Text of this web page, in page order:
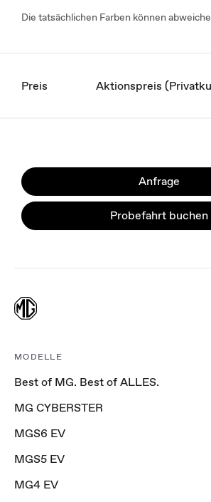
Die tatsächlichen Farben können
Preis Aktionspreis
Anfrage
Probefahrt buchen
MODELLE
Best of MG. Best of ALLES.
MG CYBERSTER
MGS6 EV
MGS5 EV
MG4 EV